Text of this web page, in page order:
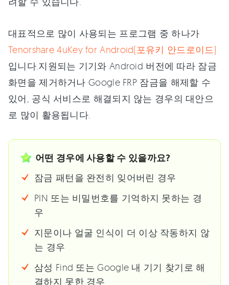
대표적으로 많이 사용되는 프로그램 중 하나가
Tenorshare 4uKey for Android(포유키 안드로이드)
입니다.지원되는 기기와 Android 버전에 따라 잠금
화면을 제거하거나 Google FRP 잠금을 해제할 수
있어, 공식 서비스로 해결되지 않는 경우의 대안으
로 많이 활용됩니다.
어떤 경우에 사용할 수 있을까요?
잠금 패턴을 완전히 잊어버린 경우
PIN 또는 비밀번호를 기억하지 못하는 경
우
지문이나 얼굴 인식이 더 이상 작동하지 않
는 경우
삼성 Find 또는 Google 내 기기 찾기로 해
결하지 못한 경우